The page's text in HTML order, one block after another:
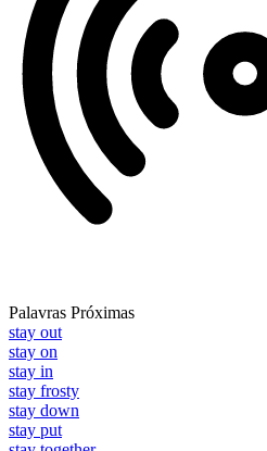
Palavras Próximas
stay out
stay on
stay in
stay frosty
stay down
stay put